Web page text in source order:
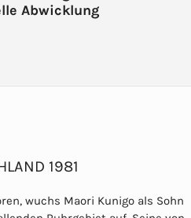
Abwicklung
1981
wuchs Maori Kunigo als Sohn